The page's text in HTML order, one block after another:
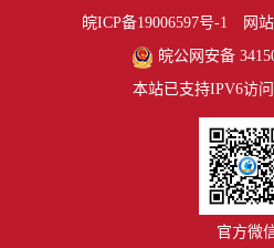
皖ICP备19006597号-1
网
皖公网安备
本站已支持IPV6访问
官方微